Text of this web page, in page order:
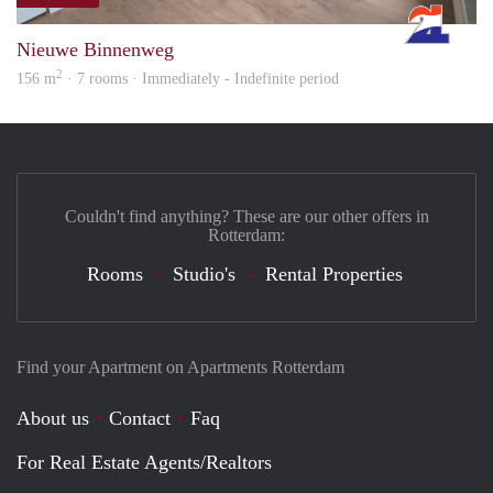
Nieuwe Binnenweg
156 m2 · 7 rooms · Immediately - Indefinite period
Find your Apartment on Apartments Rotterdam
About us Contact
Faq
For Real Estate Agents/Realtors
Couldn't find anything? These are our other offers in
Rotterdam:
Rooms Studio's Rental Properties